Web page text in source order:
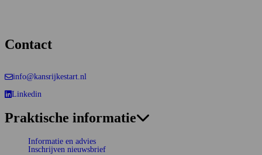
Contact
info@kansrijkestart.nl
Linkedin
Deze link gaat naar een externe website.
Praktische informatie
Informatie en advies
Inschrijven nieuwsbrief